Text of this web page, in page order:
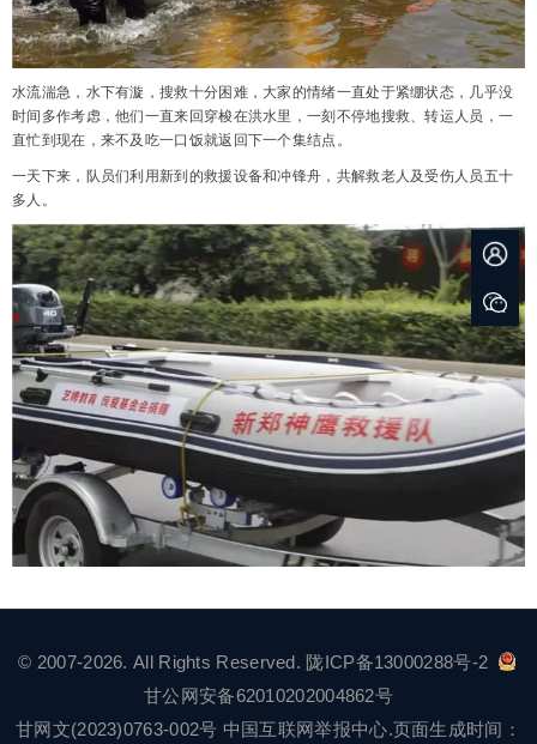
水流湍急，水下有漩，搜救十分困难，大家的情绪一直处于紧绷状态，几乎没
时间多作考虑，他们一直来回穿梭在洪水里，一刻不停地搜救、转运人员，一
直忙到现在，来不及吃一口饭就返回下一个集结点。
一天下来，队员们利用新到的救援设备和冲锋舟，共解救老人及受伤人员五十
多人。
© 2007-2026. All Rights Reserved. 陇ICP备13000288号-2
甘公网安备62010202004862号
甘网文(2023)0763-002号 中国互联网举报中心.页面生成时间：